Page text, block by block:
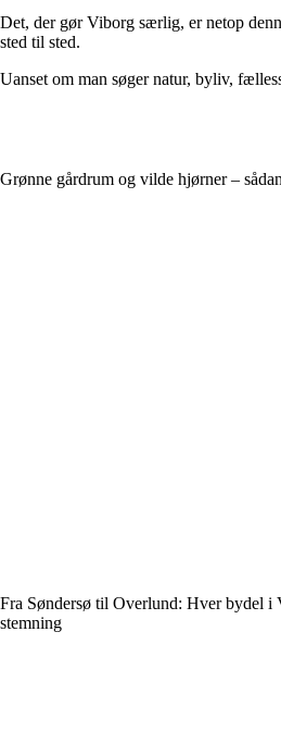
Det, der gør Viborg særlig, er netop
sted til sted.
Uanset om man søger natur, byliv,
Grønne gårdrum og vilde hjørner –
Fra Søndersø til Overlund: Hver bydel i
stemning